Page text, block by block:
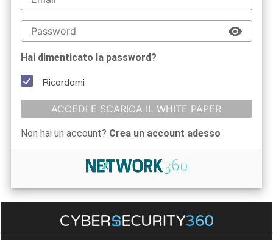
Hai dimenticato la password?
Ricordami
ACCEDI E SCARICA IL WHITE PAPER
Non hai un account? Crea un account adesso